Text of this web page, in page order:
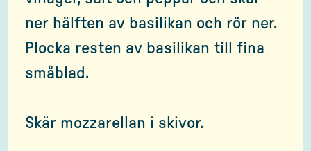
ner hälften av basilikan och rör ner.
Plocka resten av basilikan till fina
småblad.
Skär mozzarellan i skivor.